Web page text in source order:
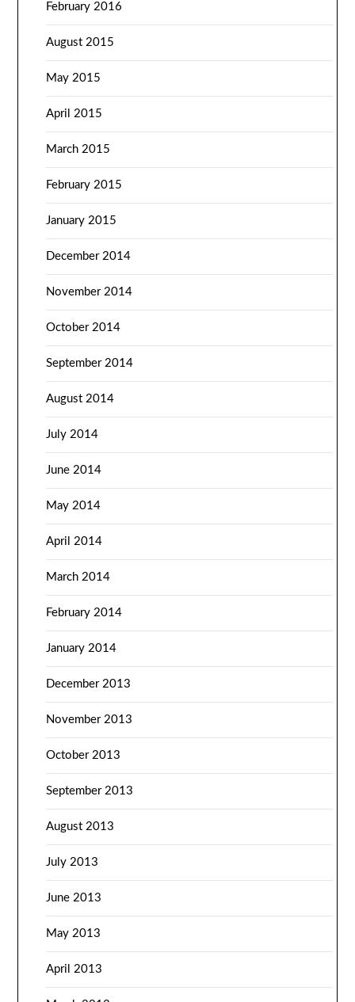
February 2016
August 2015
May 2015
April 2015
March 2015
February 2015
January 2015
December 2014
November 2014
October 2014
September 2014
August 2014
July 2014
June 2014
May 2014
April 2014
March 2014
February 2014
January 2014
December 2013
November 2013
October 2013
September 2013
August 2013
July 2013
June 2013
May 2013
April 2013